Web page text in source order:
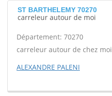
ST BARTHELEMY 70270
carreleur autour de moi
Département: 70270
carreleur autour de chez moi
ALEXANDRE PALENI